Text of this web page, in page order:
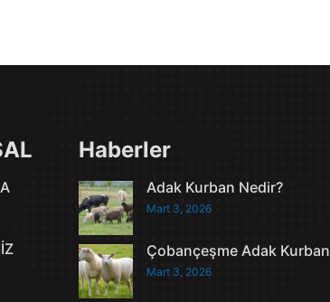
Haberler
Adak Kurban Nedir?
Mart 3, 2026
Çobançeşme Adak Kurban
Mart 3, 2026